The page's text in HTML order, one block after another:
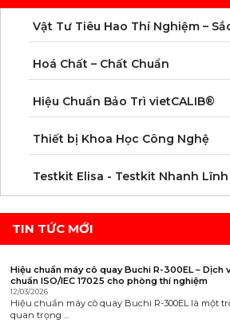
Vật Tư Tiêu Hao Thí Nghiệm –
Hoá Chất – Chất Chuẩn
Hiệu Chuẩn Bảo Trì vietCALIB®
Thiết bị Khoa Học Công Nghệ
Testkit Elisa - Testkit Nhanh
TIN TỨC MỚI
Hiệu chuẩn máy cô quay Buchi R-300EL –
chuẩn ISO/IEC 17025 cho phòng thí nghiệm
12/03/2026
Hiệu chuẩn máy cô quay Buchi R-300EL là một
quan trọng ...